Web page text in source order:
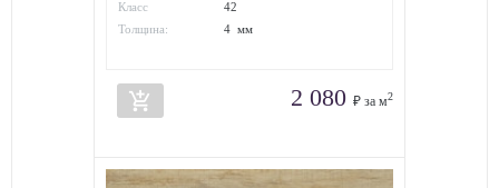
Класс
износостойкости:
42
Толщина:
4 мм
add_shopping_cart 2 080 ₽ за м2